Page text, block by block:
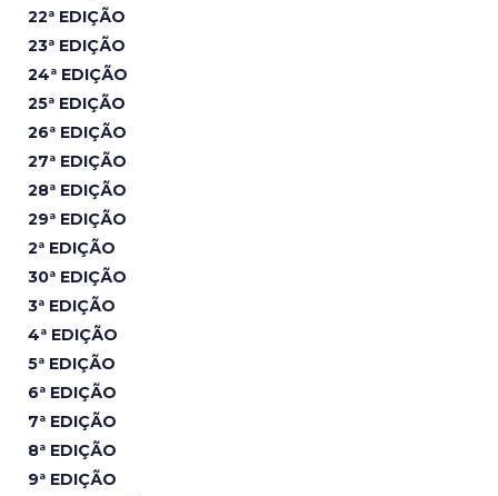
22ª EDIÇÃO
23ª EDIÇÃO
24ª EDIÇÃO
25ª EDIÇÃO
26ª EDIÇÃO
27ª EDIÇÃO
28ª EDIÇÃO
29ª EDIÇÃO
2ª EDIÇÃO
30ª EDIÇÃO
3ª EDIÇÃO
4ª EDIÇÃO
5ª EDIÇÃO
6ª EDIÇÃO
7ª EDIÇÃO
8ª EDIÇÃO
9ª EDIÇÃO